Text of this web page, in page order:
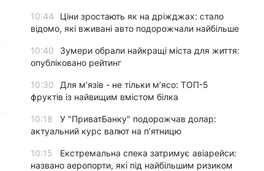
10:44
Ціни зростають як на дріжджах: стало
відомо, які вживані авто подорожчали найбільше
10:40
Зумери обрали найкращі міста для життя:
опубліковано рейтинг
10:30
Для м’язів - не тільки м’ясо: ТОП-5
фруктів із найвищим вмістом білка
10:18
У "ПриватБанку" подорожчав долар:
актуальний курс валют на п’ятницю
10:15
Екстремальна спека затримує авіарейси:
названо аеропорти, які під найбільшим ризиком